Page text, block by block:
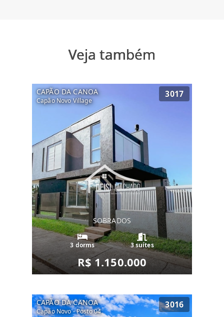
Veja também
CAPÃO DA CANOA
Capão Novo Village
3017
SOBRADOS
3 dorms 3 suítes
R$ 1.150.000
CAPÃO DA CANOA
Capão Novo - Posto 04
3016